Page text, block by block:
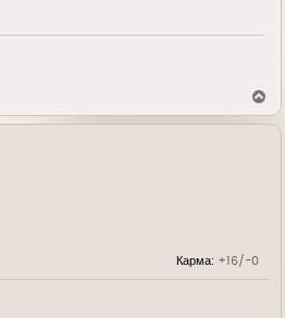
р
ч
Карма: +16/-0